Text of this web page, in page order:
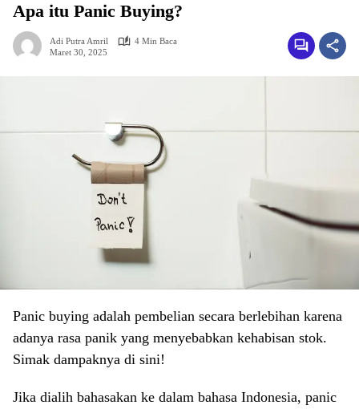
Apa itu Panic Buying?
Adi Putra Amril
4 Min Baca
Maret 30, 2025
Panic buying adalah pembelian secara berlebihan karena
adanya rasa panik yang menyebabkan kehabisan stok.
Simak dampaknya di sini!
Jika dialih bahasakan ke dalam bahasa Indonesia, panic